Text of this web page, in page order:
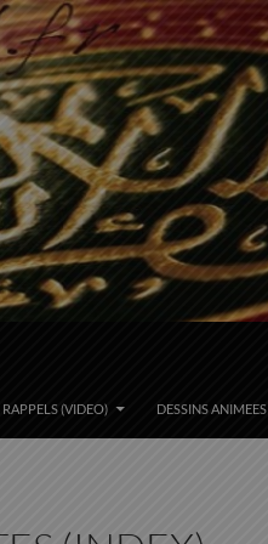
RAPPELS (VIDEO) DESSINS ANIMEES